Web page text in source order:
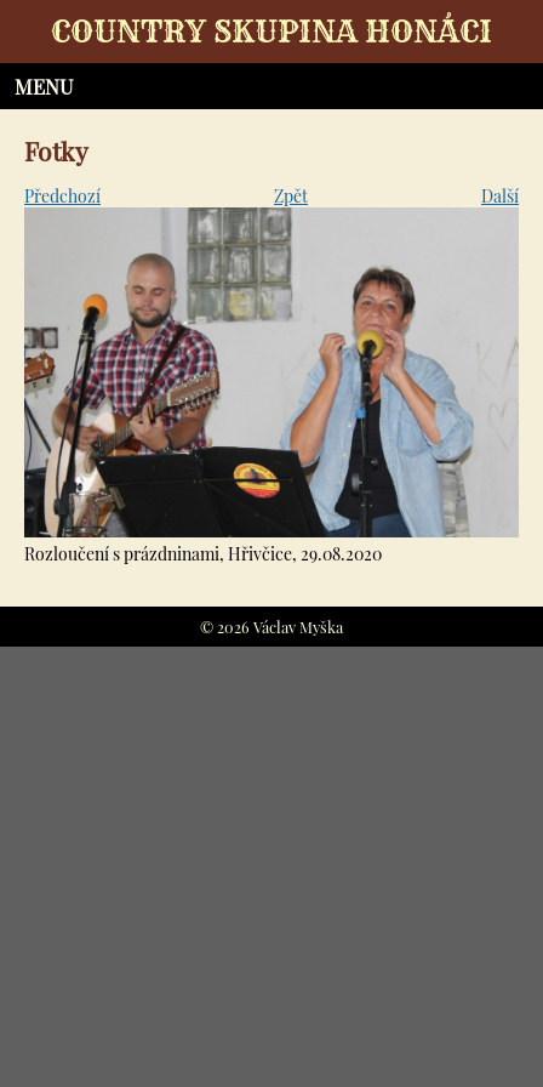
COUNTRY SKUPINA HONÁCI
Fotky
Předchozí Zpět Další
Rozloučení s prázdninami, Hřivčice, 29.08.2020
© 2026 Václav Myška